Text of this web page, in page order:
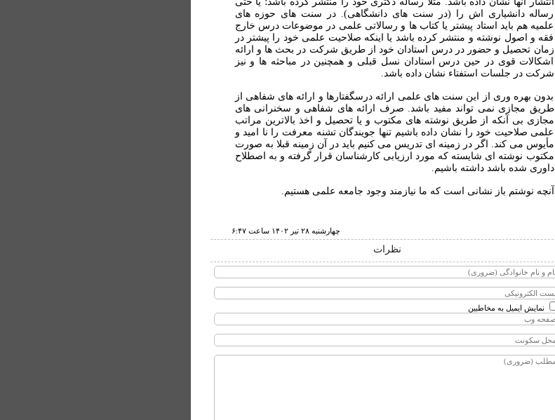
رساله دانشياری اش را (در سنت های دانشگاهی). در سنت های حوزه های
علميه هم بايد استاد پيشتر يا کتاب ها و رسالاتی علمی در موضوعات درس خارج
فقه و اصول نوشته و منتشر کرده باشد يا اينکه صلاحيت علمی خود را پیشتر در
زمان تحصیل و حضور در درس استادان خود از طريق شرکت در بحث ها و ارائه
اشکالات قوی در حين درس استادان نسل قبلی و همچنين در مباحثه ها و نيز
شرکت در جلسات استفتاء نشان داده باشد.
بدون بهره وری از اين سنت های علمی ارائه درسگفتارها و ارائه های شفاهی از
طريق مجازی نمی تواند مفيد باشد. صرف ارائه های شفاهی و سخنرانی های
مجازی بی آنکه از طريق نوشته های مکتوب و يا تحصيل و اخذ بالاترين مراتب
علمی صلاحيت خود را نشان داده باشيم تنها جويندگان تشنه معرفت را نا اميد و
مأيوس می کند. اگر در زمينه ای تدريس می کنيم بايد در آن زمينه قبلا به صورت
مکتوب نوشته ای شايسته که مورد ارزيابی کارشناسان قرار گرفته و به اصطلاح
داوری شده باشد داشته باشيم.
آنچه نوشتم باز نشانی است که ما نيازمند وجود جامعه علمی هستيم.
چهارشنبه ۲۸ تير ۱۴۰۲ ساعت ۶:۴۷
نظرات
نمایش ایمیل به مخاطبین